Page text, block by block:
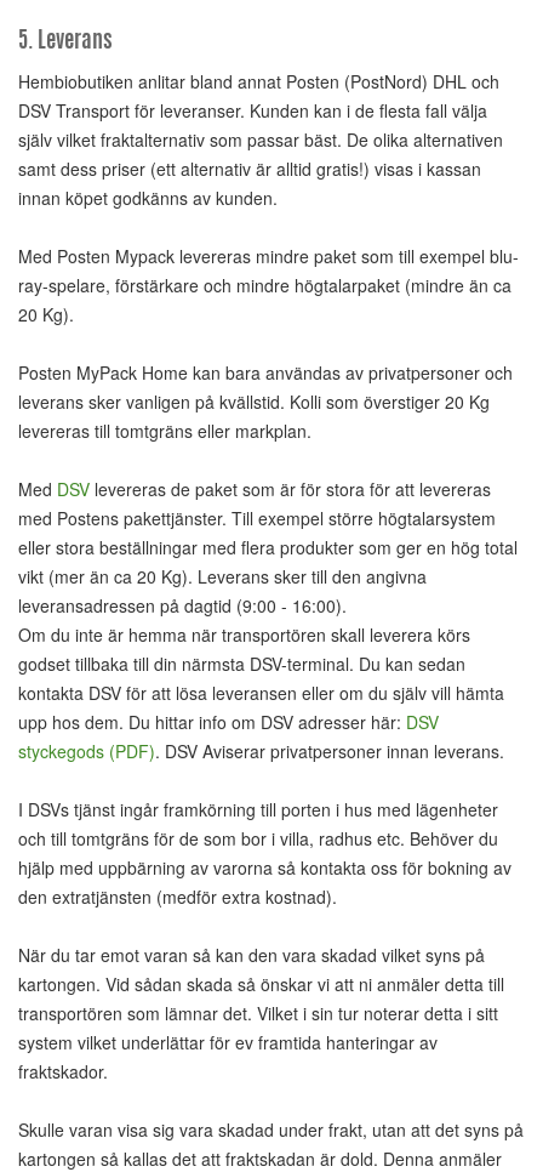
5. Leverans
Hembiobutiken anlitar bland annat Posten (PostNord) DHL och
DSV Transport för leveranser. Kunden kan i de flesta fall välja
själv vilket fraktalternativ som passar bäst. De olika alternativen
samt dess priser (ett alternativ är alltid gratis!) visas i kassan
innan köpet godkänns av kunden.
Med Posten Mypack levereras mindre paket som till exempel blu-
ray-spelare, förstärkare och mindre högtalarpaket (mindre än ca
20 Kg).
Posten MyPack Home kan bara användas av privatpersoner och
leverans sker vanligen på kvällstid. Kolli som överstiger 20 Kg
levereras till tomtgräns eller markplan.
Med DSV levereras de paket som är för stora för att levereras
med Postens pakettjänster. Till exempel större högtalarsystem
eller stora beställningar med flera produkter som ger en hög total
vikt (mer än ca 20 Kg). Leverans sker till den angivna
leveransadressen på dagtid (9:00 - 16:00).
Om du inte är hemma när transportören skall leverera körs
godset tillbaka till din närmsta DSV-terminal. Du kan sedan
kontakta DSV för att lösa leveransen eller om du själv vill hämta
upp hos dem. Du hittar info om DSV adresser här: DSV
styckegods (PDF). DSV Aviserar privatpersoner innan leverans.
I DSVs tjänst ingår framkörning till porten i hus med lägenheter
och till tomtgräns för de som bor i villa, radhus etc. Behöver du
hjälp med uppbärning av varorna så kontakta oss för bokning av
den extratjänsten (medför extra kostnad).
När du tar emot varan så kan den vara skadad vilket syns på
kartongen. Vid sådan skada så önskar vi att ni anmäler detta till
transportören som lämnar det. Vilket i sin tur noterar detta i sitt
system vilket underlättar för ev framtida hanteringar av
fraktskador.
Skulle varan visa sig vara skadad under frakt, utan att det syns på
kartongen så kallas det att fraktskadan är dold. Denna anmäler